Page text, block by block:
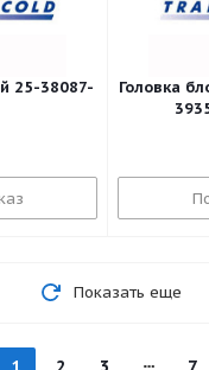
25-38087-
Головка
Показать еще